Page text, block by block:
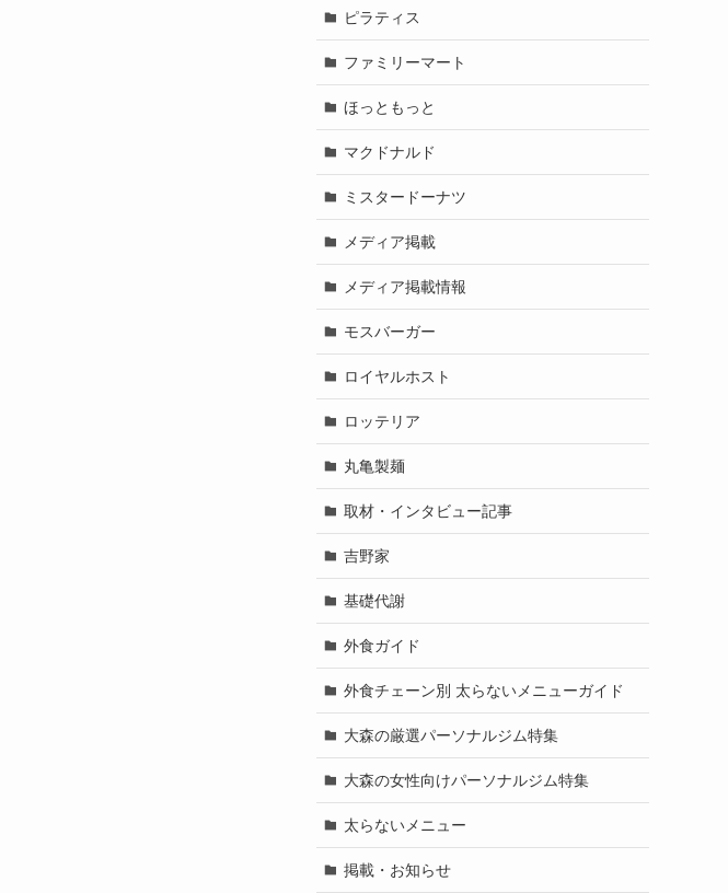
ピラティス
ファミリーマート
ほっともっと
マクドナルド
ミスタードーナツ
メディア掲載
メディア掲載情報
モスバーガー
ロイヤルホスト
ロッテリア
丸亀製麺
取材・インタビュー記事
吉野家
基礎代謝
外食ガイド
外食チェーン別 太らないメニューガイド
大森の厳選パーソナルジム特集
大森の女性向けパーソナルジム特集
太らないメニュー
掲載・お知らせ